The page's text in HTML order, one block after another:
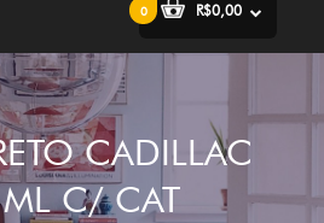
0 R$0,00
CADILLAC
C/ CAT